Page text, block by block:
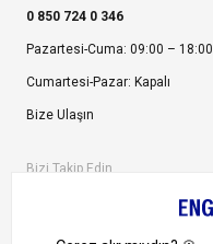
0 850 724 0 346
Pazartesi-Cuma: 09:00 – 18:00
Cumartesi-Pazar: Kapalı
Bize Ulaşın
Bizi Takip Edin